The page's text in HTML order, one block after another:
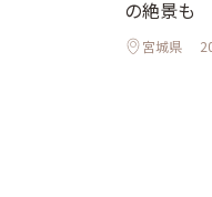
の絶景も
宮城県